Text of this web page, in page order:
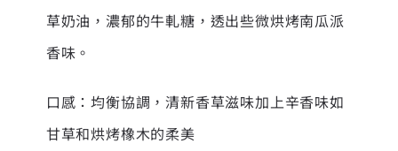
草奶油，濃郁的牛軋糖，透出些微烘烤南瓜派
香味。
口感：均衡協調，清新香草滋味加上辛香味如
甘草和烘烤橡木的柔美